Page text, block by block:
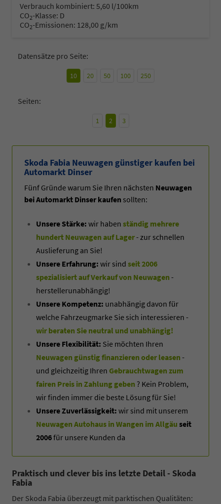
Verbrauch kombiniert: 5,60 l/100km
CO2-Klasse: D
CO2-Emissionen: 128,00 g/km
Datensätze pro Seite:
10 20 50 100 250
Seiten:
1 2 3
Skoda Fabia Neuwagen günstiger kaufen bei
Automarkt Dinser
Fünf Gründe warum Sie Ihren nächsten Neuwagen
bei Automarkt Dinser kaufen sollten:
Unsere Stärke: wir haben ständig mehrere
hundert Neuwagen auf Lager- zur schnellen
Auslieferung an Sie!
Unsere Erfahrung: wir sind seit 2006
spezialisiert auf Verkauf von Neuwagen -
herstellerunabhängig!
Unsere Kompetenz: unabhängig davon für
welche Fahrzeugmarke Sie sich interessieren -
wir beraten Sie neutral und unabhängig!
Unsere Flexibilität: Sie möchten Ihren
Neuwagen günstig finanzieren oder leasen -
und gleichzeitig Ihren Gebrauchtwagen zum
fairen Preis in Zahlung geben ? Kein Problem,
wir finden immer die beste Lösung für Sie!
Unsere Zuverlässigkeit: wir sind mit unserem
Neuwagen Autohaus in Wangen im Allgäu seit
2006für unsere Kunden da
Praktisch und clever bis ins letzte Detail - Skoda
Fabia
Der Skoda Fabia überzeugt mit parktischen Qualitäten: